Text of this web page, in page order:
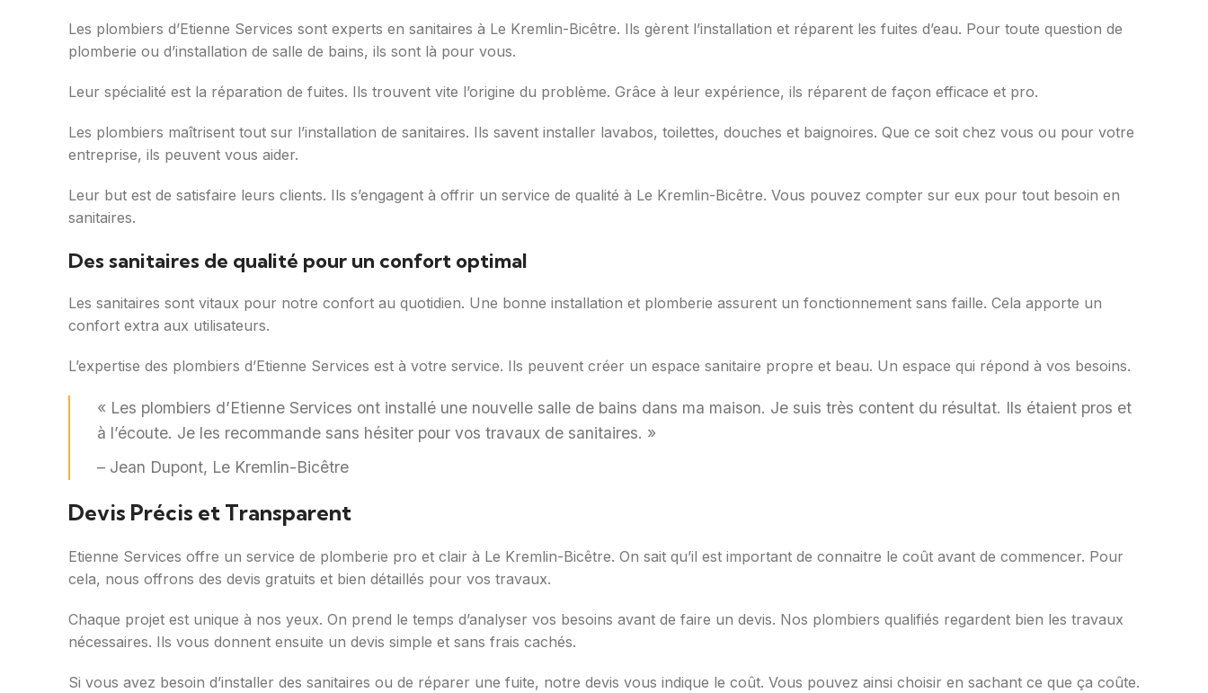
Les plombiers d’Etienne Services sont experts en sanitaires à Le Kremlin-Bicêtre. Ils gèrent l’installation et réparent les fuites d’eau. Pour toute question de
plomberie ou d’installation de salle de bains, ils sont là pour vous.
Leur spécialité est la réparation de fuites. Ils trouvent vite l’origine du problème. Grâce à leur expérience, ils réparent de façon efficace et pro.
Les plombiers maîtrisent tout sur l’installation de sanitaires. Ils savent installer lavabos, toilettes, douches et baignoires. Que ce soit chez vous ou pour votre
entreprise, ils peuvent vous aider.
Leur but est de satisfaire leurs clients. Ils s’engagent à offrir un service de qualité à Le Kremlin-Bicêtre. Vous pouvez compter sur eux pour tout besoin en
sanitaires.
Des sanitaires de qualité pour un confort optimal
Les sanitaires sont vitaux pour notre confort au quotidien. Une bonne installation et plomberie assurent un fonctionnement sans faille. Cela apporte un
confort extra aux utilisateurs.
L’expertise des plombiers d’Etienne Services est à votre service. Ils peuvent créer un espace sanitaire propre et beau. Un espace qui répond à vos besoins.
« Les plombiers d’Etienne Services ont installé une nouvelle salle de bains dans ma maison. Je suis très content du résultat. Ils étaient pros et
à l’écoute. Je les recommande sans hésiter pour vos travaux de sanitaires. »
– Jean Dupont, Le Kremlin-Bicêtre
Devis Précis et Transparent
Etienne Services offre un service de plomberie pro et clair à Le Kremlin-Bicêtre. On sait qu’il est important de connaitre le coût avant de commencer. Pour
cela, nous offrons des devis gratuits et bien détaillés pour vos travaux.
Chaque projet est unique à nos yeux. On prend le temps d’analyser vos besoins avant de faire un devis. Nos plombiers qualifiés regardent bien les travaux
nécessaires. Ils vous donnent ensuite un devis simple et sans frais cachés.
Si vous avez besoin d’installer des sanitaires ou de réparer une fuite, notre devis vous indique le coût. Vous pouvez ainsi choisir en sachant ce que ça coûte.